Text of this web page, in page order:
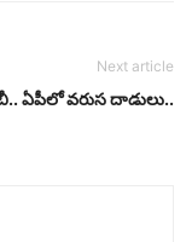
Next article
ఏపీలో వరుస దాడులు..